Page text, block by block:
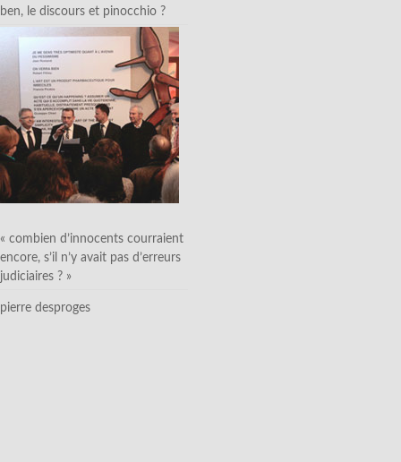
ben, le discours et pinocchio ?
« combien d’innocents courraient
encore, s’il n’y avait pas d’erreurs
judiciaires ? »
pierre desproges